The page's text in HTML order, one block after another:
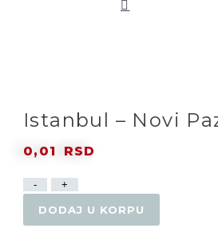
Istanbul – Novi
0,01 RSD
-
Istanbul
–
Novi
+
DODAJ U KORPU